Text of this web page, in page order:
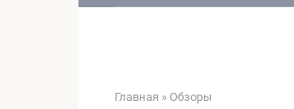
Главная » Обзоры